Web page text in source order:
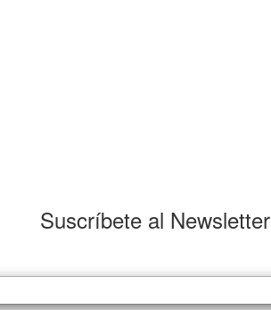
Suscríbete al Newsletter